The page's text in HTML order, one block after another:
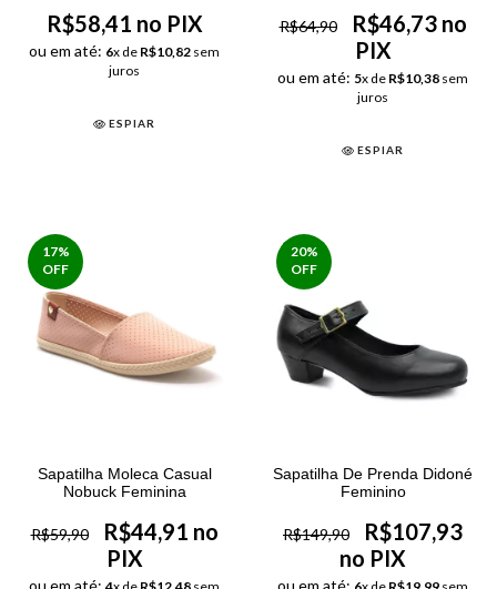
R$58,41 no PIX
ou em até: 6x de R$10,82 sem
juros
ESPIAR
R$64,90
R$46,73 no
PIX
ou em até: 5x de R$10,38 sem
juros
ESPIAR
17%
OFF
Sapatilha Moleca Casual
Nobuck Feminina
R$59,90
R$44,91 no
PIX
20%
OFF
Sapatilha De Prenda Didoné
Feminino
R$149,90
R$107,93
no PIX